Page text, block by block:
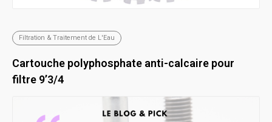
Filtration & Traitement de L'Eau
Cartouche polyphosphate anti-calcaire pour
filtre 9’3/4